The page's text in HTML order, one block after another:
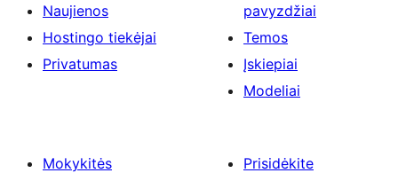
Naujienos
Hostingo tiekėjai
Privatumas
pavyzdžiai
Temos
Įskiepiai
Modeliai
Mokykitės
Prisidėkite